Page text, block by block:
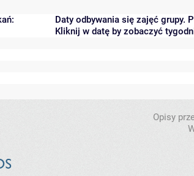
Daty odbywania się zajęć grupy.
Kliknij w datę by zobaczyć
Opisy